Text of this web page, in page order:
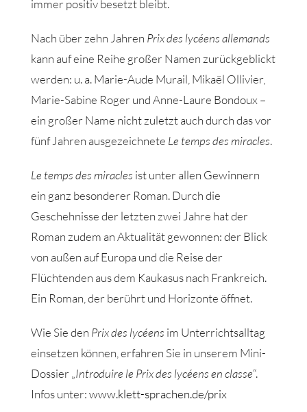
immer positiv besetzt bleibt.
Nach über zehn Jahren Prix des lycéens allemands
kann auf eine Reihe großer Namen zurückgeblickt
werden: u. a. Marie-Aude Murail, Mikaël Ollivier,
Marie-Sabine Roger und Anne-Laure Bondoux –
ein großer Name nicht zuletzt auch durch das vor
fünf Jahren ausgezeichnete Le temps des miracles.
Le temps des miracles ist unter allen Gewinnern
ein ganz besonderer Roman. Durch die
Geschehnisse der letzten zwei Jahre hat der
Roman zudem an Aktualität gewonnen: der Blick
von außen auf Europa und die Reise der
Flüchtenden aus dem Kaukasus nach Frankreich.
Ein Roman, der berührt und Horizonte öffnet.
Wie Sie den Prix des lycéens im Unterrichtsalltag
einsetzen können, erfahren Sie in unserem Mini-
Dossier „Introduire le Prix des lycéens en classe“.
Infos unter:www.klett-sprachen.de/prix